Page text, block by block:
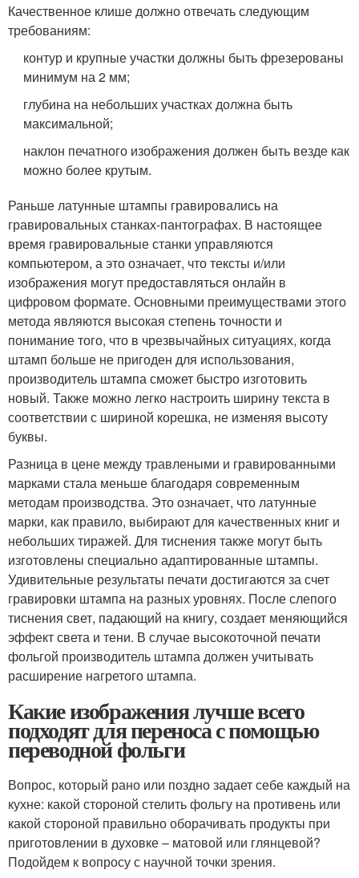
Качественное клише должно отвечать следующим
требованиям:
контур и крупные участки должны быть фрезерованы
минимум на 2 мм;
глубина на небольших участках должна быть
максимальной;
наклон печатного изображения должен быть везде как
можно более крутым.
Раньше латунные штампы гравировались на
гравировальных станках-пантографах. В настоящее
время гравировальные станки управляются
компьютером, а это означает, что тексты и/или
изображения могут предоставляться онлайн в
цифровом формате. Основными преимуществами этого
метода являются высокая степень точности и
понимание того, что в чрезвычайных ситуациях, когда
штамп больше не пригоден для использования,
производитель штампа сможет быстро изготовить
новый. Также можно легко настроить ширину текста в
соответствии с шириной корешка, не изменяя высоту
буквы.
Разница в цене между травлеными и гравированными
марками стала меньше благодаря современным
методам производства. Это означает, что латунные
марки, как правило, выбирают для качественных книг и
небольших тиражей. Для тиснения также могут быть
изготовлены специально адаптированные штампы.
Удивительные результаты печати достигаются за счет
гравировки штампа на разных уровнях. После слепого
тиснения свет, падающий на книгу, создает меняющийся
эффект света и тени. В случае высокоточной печати
фольгой производитель штампа должен учитывать
расширение нагретого штампа.
Какие изображения лучше всего
подходят для переноса с помощью
переводной фольги
Вопрос, который рано или поздно задает себе каждый на
кухне: какой стороной стелить фольгу на противень или
какой стороной правильно оборачивать продукты при
приготовлении в духовке – матовой или глянцевой?
Подойдем к вопросу с научной точки зрения.